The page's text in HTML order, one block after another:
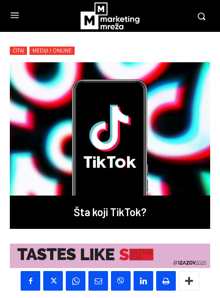
ČITAJ MEDIJI I ONLINE
Šta koji TikTok?